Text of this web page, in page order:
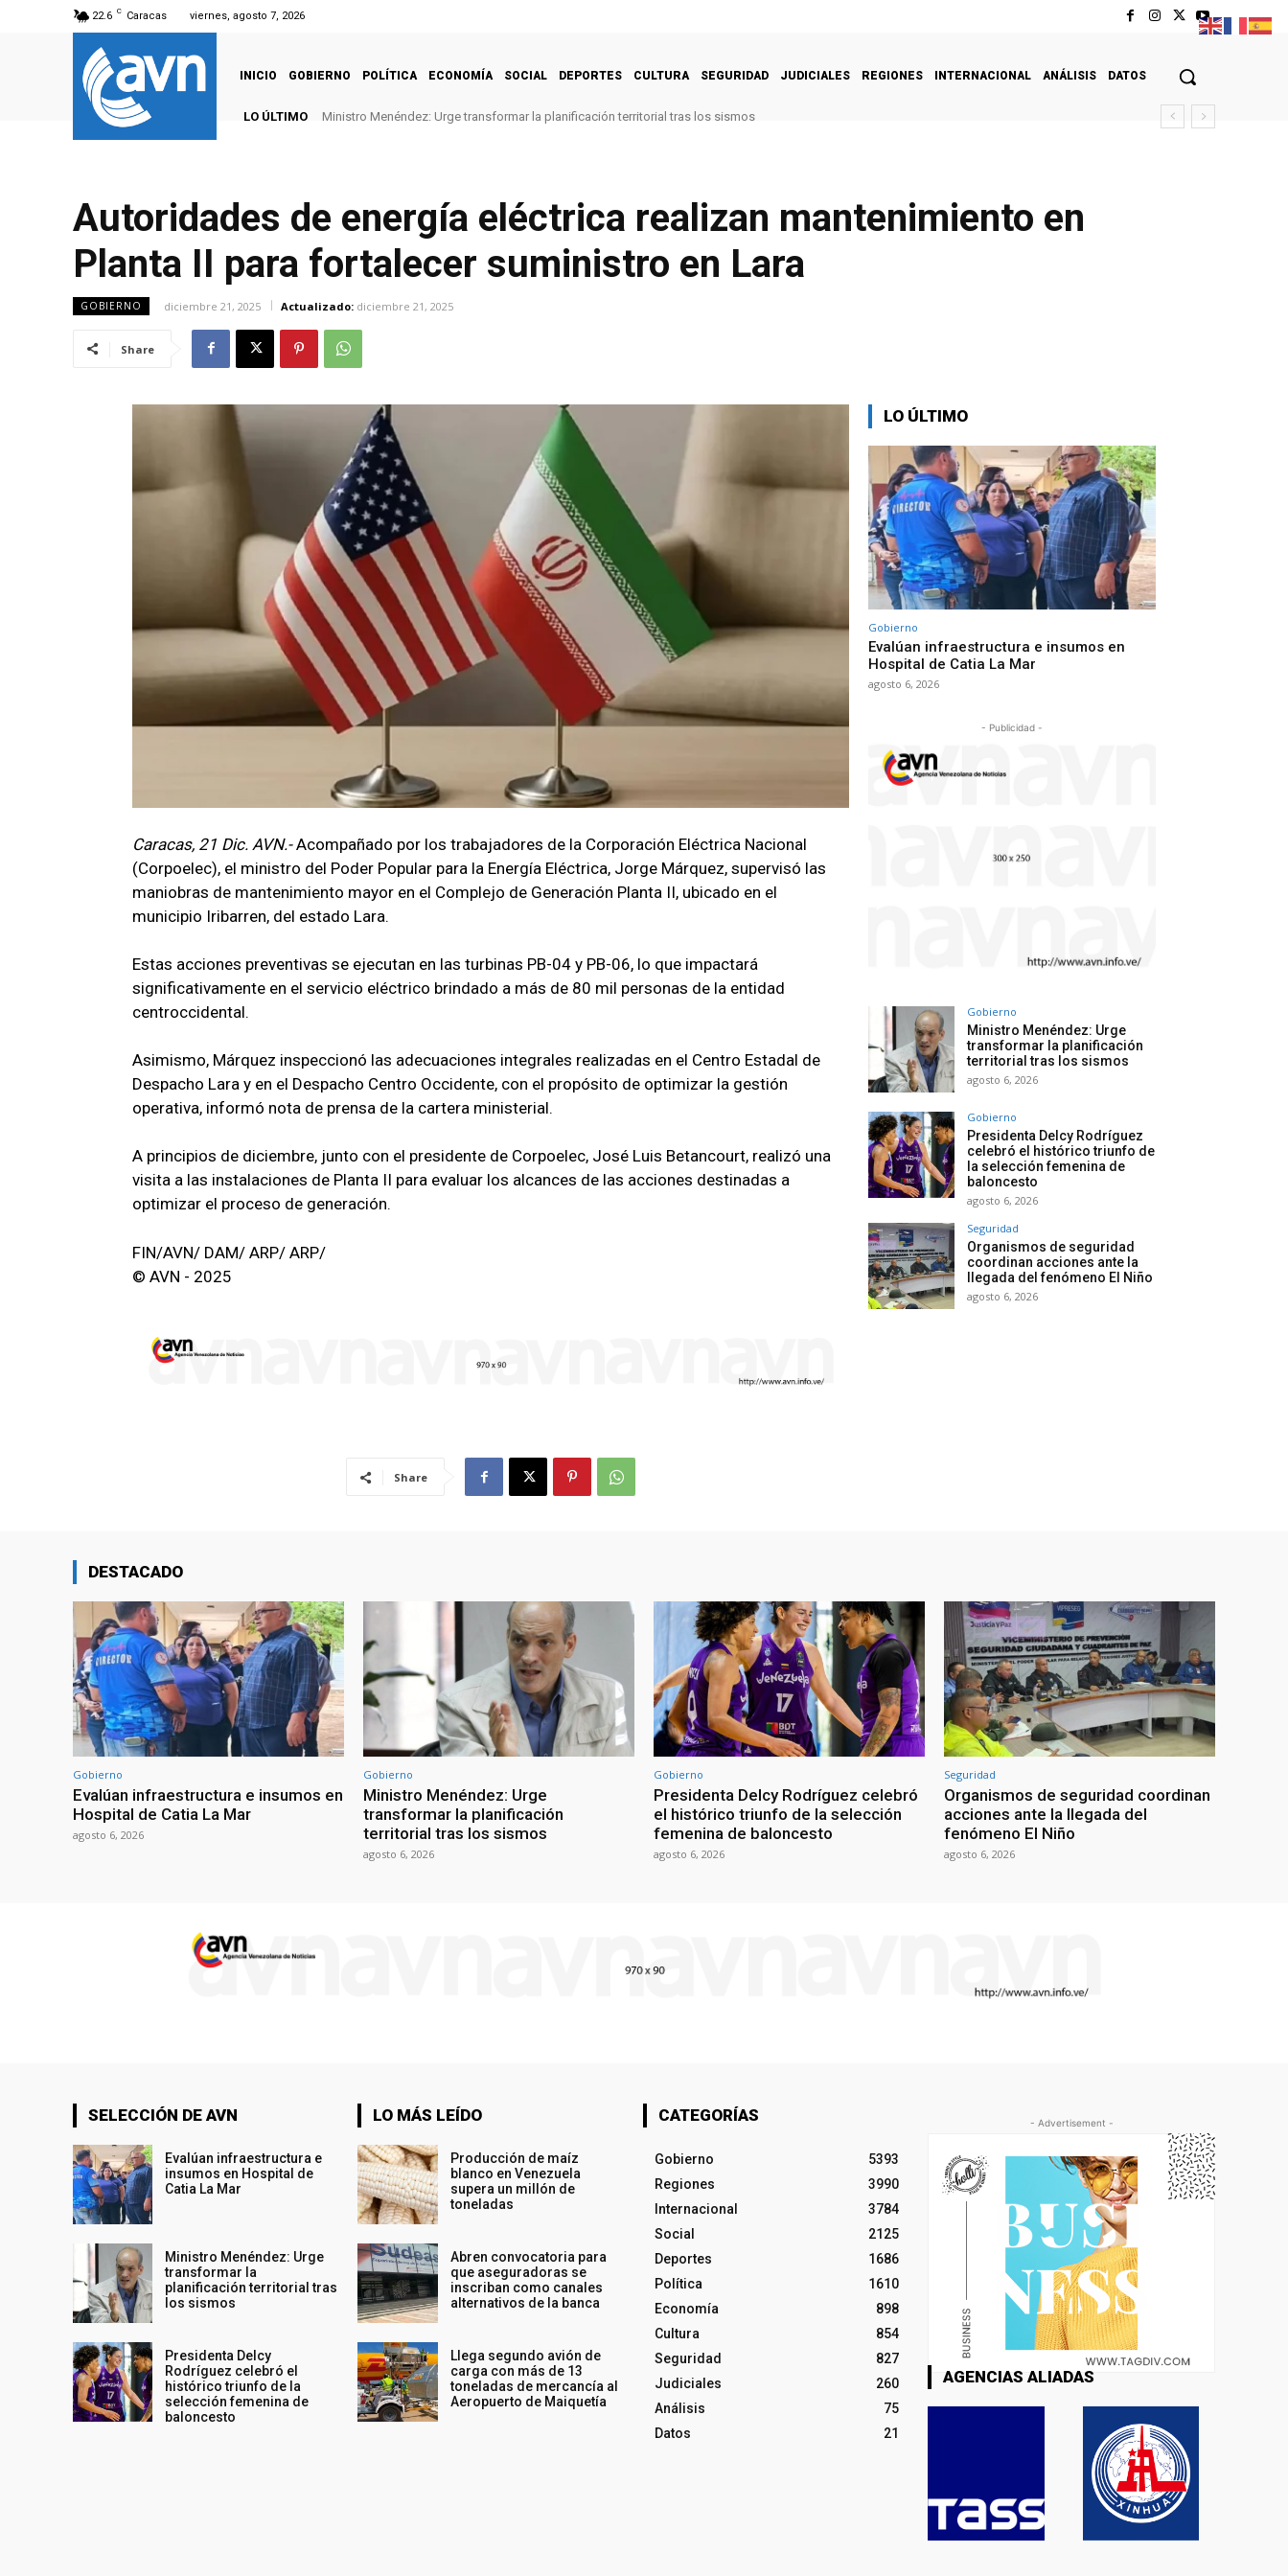
22.6 C Caracas viernes, agosto 7, 2026
INICIO GOBIERNO POLÍTICA ECONOMÍA SOCIAL DEPORTES CULTURA SEGURIDAD JUDICIALES REGIONES INTERNACIONAL ANÁLISIS DATOS
LO ÚLTIMO Ministro Menéndez: Urge transformar la planificación territorial tras los sismos
Autoridades de energía eléctrica realizan mantenimiento en
Planta II para fortalecer suministro en Lara
GOBIERNO diciembre 21, 2025 Actualizado: diciembre 21, 2025
Share
Caracas, 21 Dic. AVN.-Acompañado por los trabajadores de la Corporación Eléctrica Nacional
(Corpoelec), el ministro del Poder Popular para la Energía Eléctrica, Jorge Márquez, supervisó las
maniobras de mantenimiento mayor en el Complejo de Generación Planta II, ubicado en el
municipio Iribarren, del estado Lara.
Estas acciones preventivas se ejecutan en las turbinas PB-04 y PB-06, lo que impactará
significativamente en el servicio eléctrico brindado a más de 80 mil personas de la entidad
centroccidental.
Asimismo, Márquez inspeccionó las adecuaciones integrales realizadas en el Centro Estadal de
Despacho Lara y en el Despacho Centro Occidente, con el propósito de optimizar la gestión
operativa, informó nota de prensa de la cartera ministerial.
A principios de diciembre, junto con el presidente de Corpoelec, José Luis Betancourt, realizó una
visita a las instalaciones de Planta II para evaluar los alcances de las acciones destinadas a
optimizar el proceso de generación.
FIN/AVN/ DAM/ ARP/ ARP/
© AVN - 2025
Share
LO ÚLTIMO
Gobierno
Evalúan infraestructura e insumos en
Hospital de Catia La Mar
agosto 6, 2026
- Publicidad -
Gobierno
Ministro Menéndez: Urge
transformar la planificación
territorial tras los sismos
agosto 6, 2026
Gobierno
Presidenta Delcy Rodríguez
celebró el histórico triunfo de
la selección femenina de
baloncesto
agosto 6, 2026
Seguridad
Organismos de seguridad
coordinan acciones ante la
llegada del fenómeno El Niño
agosto 6, 2026
DESTACADO
Gobierno
Evalúan infraestructura e insumos en
Hospital de Catia La Mar
agosto 6, 2026
Gobierno
Ministro Menéndez: Urge
transformar la planificación
territorial tras los sismos
agosto 6, 2026
Gobierno
Presidenta Delcy Rodríguez celebró
el histórico triunfo de la selección
femenina de baloncesto
agosto 6, 2026
Seguridad
Organismos de seguridad coordinan
acciones ante la llegada del
fenómeno El Niño
agosto 6, 2026
SELECCIÓN DE AVN
Evalúan infraestructura e
insumos en Hospital de
Catia La Mar
Ministro Menéndez: Urge
transformar la
planificación territorial tras
los sismos
Presidenta Delcy
Rodríguez celebró el
histórico triunfo de la
selección femenina de
baloncesto
LO MÁS LEÍDO
Producción de maíz
blanco en Venezuela
supera un millón de
toneladas
Abren convocatoria para
que aseguradoras se
inscriban como canales
alternativos de la banca
Llega segundo avión de
carga con más de 13
toneladas de mercancía al
Aeropuerto de Maiquetía
CATEGORÍAS
Gobierno
5393
Regiones
3990
Internacional
3784
Social
2125
Deportes
1686
Política
1610
Economía
898
Cultura
854
Seguridad
827
Judiciales
260
Análisis
75
Datos
21
- Advertisement -
AGENCIAS ALIADAS